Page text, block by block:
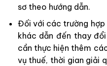
sơ theo hướng dẫn.
Đối với các trường hợp
khác dẫn đến thay
cần thực hiện thêm
vụ thuế, thời gian giải